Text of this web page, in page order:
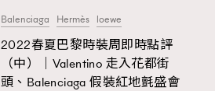
Balenciaga Hermès loewe
2022春夏巴黎時裝周即時點評
（中）｜Valentino 走入花都街
頭、Balenciaga 假裝紅地氈盛會